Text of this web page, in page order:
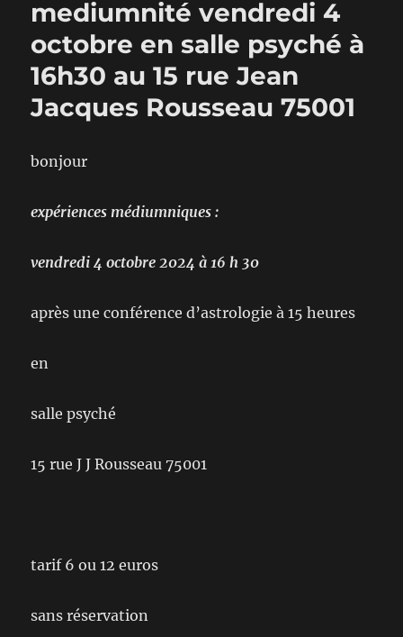
mediumnité vendredi 4
octobre en salle psyché à
16h30 au 15 rue Jean
Jacques Rousseau 75001
bonjour
expériences médiumniques :
vendredi 4 octobre 2024 à 16 h 30
après une conférence d’astrologie à 15 heures
en
salle psyché
15 rue J J Rousseau 75001
tarif 6 ou 12 euros
sans réservation